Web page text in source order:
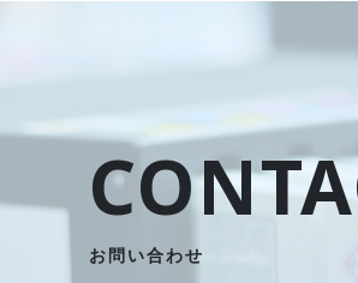
お問い合わせ